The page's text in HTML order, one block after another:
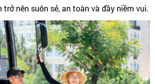
nên suôn sẻ, an toàn và đầy niềm vui.